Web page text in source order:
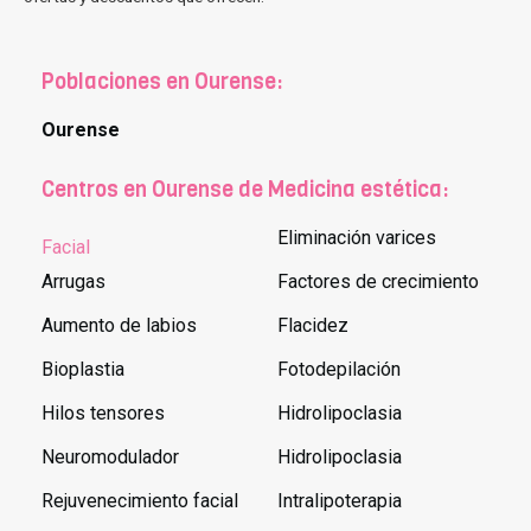
Poblaciones en Ourense:
Ourense
Centros en Ourense de Medicina estética:
Facial
Arrugas
Aumento de labios
Bioplastia
Hilos tensores
Neuromodulador
Rejuvenecimiento facial
Eliminación varices
Factores de crecimiento
Flacidez
Fotodepilación
Hidrolipoclasia
Hidrolipoclasia
Intralipoterapia